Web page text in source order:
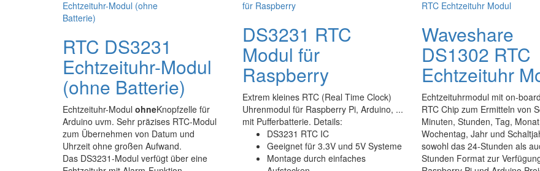
RTC DS3231
Echtzeituhr-Modul
(ohne Batterie)
Echtzeituhr-Modul ohneKnopfzelle für
Arduino uvm. Sehr präzises RTC-Modul
zum Übernehmen von Datum und
Uhrzeit ohne großen Aufwand.
Das DS3231-Modul verfügt über eine
DS3231 RTC
Modul für
Raspberry
Extrem kleines RTC (Real Time Clock)
Uhrenmodul für Raspberry Pi, Arduino, ...
mit Pufferbatterie. Details:
DS3231 RTC IC
Geeignet für 3.3V und 5V Systeme
Montage durch einfaches
Waveshare
DS1302 RTC
Echtzeituhr
Echtzeituhrmodul mit on-
RTC Chip zum Ermitteln von
Minuten, Stunden, Tag,
Wochentag, Jahr und
sowohl das 24-Stunden als
Stunden Format zur